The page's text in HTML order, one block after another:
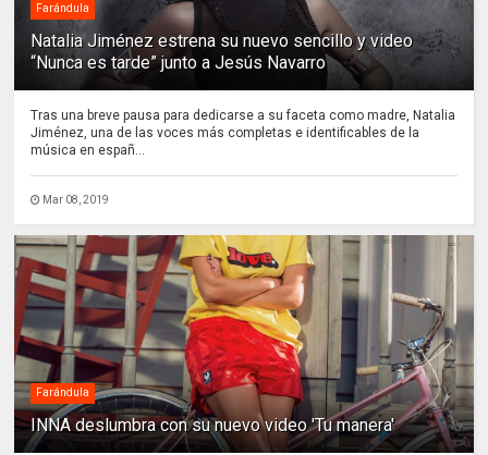
Farándula
Natalia Jiménez estrena su nuevo sencillo y video
“Nunca es tarde” junto a Jesús Navarro
Tras una breve pausa para dedicarse a su faceta como madre, Natalia
Jiménez, una de las voces más completas e identificables de la
música en españ...
Mar 08, 2019
Farándula
INNA deslumbra con su nuevo video 'Tu manera'